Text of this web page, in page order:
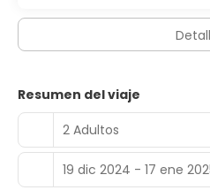
Resumen del viaje
2 Adultos
19 dic 2024 - 17 ene